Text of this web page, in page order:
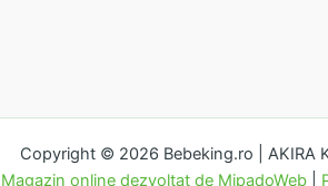
Copyright © 2026 Bebeking.ro | AKIRA
Magazin online dezvoltat de MipadoWeb|